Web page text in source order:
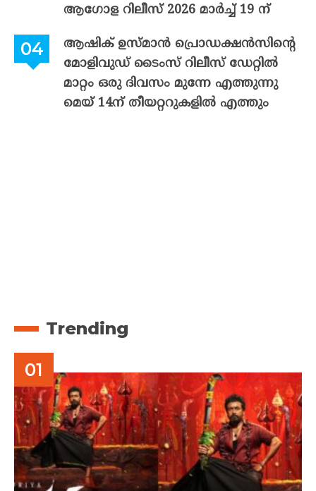
ആഗോള റിലീസ് 2026 മാർച്ച് 19 ന്
ആഷിക് ഉസ്മാൻ പ്രൊഡക്ഷൻസിന്റെ
മോളിവുഡ് ടൈംസ് റിലീസ് ഡേറ്റിൽ
മാറ്റം ഒരു ദിവസം മുന്നേ എത്തുന്നു
മെയ് 14ന് തീയറ്ററുകളിൽ എത്തും
Trending